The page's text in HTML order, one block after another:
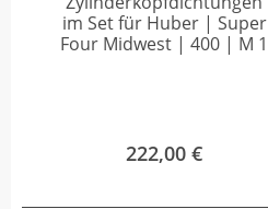
im Set für Huber | Super
Four Midwest | 400 | M 1
222,00 €